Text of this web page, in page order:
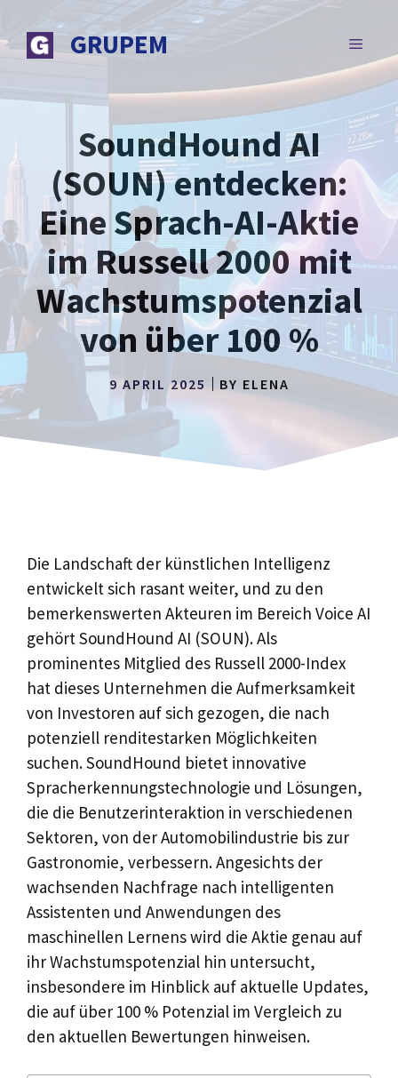
Inhalt
springen
GRUPEM MENÜ
SoundHound AI
(SOUN) entdecken:
Eine Sprach-AI-Aktie
im Russell 2000 mit
Wachstumspotenzial
von über 100 %
9 APRIL 2025 BY ELENA
Die Landschaft der künstlichen Intelligenz
entwickelt sich rasant weiter, und zu den
bemerkenswerten Akteuren im Bereich Voice AI
gehört SoundHound AI (SOUN). Als
prominentes Mitglied des Russell 2000-Index
hat dieses Unternehmen die Aufmerksamkeit
von Investoren auf sich gezogen, die nach
potenziell renditestarken Möglichkeiten
suchen. SoundHound bietet innovative
Spracherkennungstechnologie und Lösungen,
die die Benutzerinteraktion in verschiedenen
Sektoren, von der Automobilindustrie bis zur
Gastronomie, verbessern. Angesichts der
wachsenden Nachfrage nach intelligenten
Assistenten und Anwendungen des
maschinellen Lernens wird die Aktie genau auf
ihr Wachstumspotenzial hin untersucht,
insbesondere im Hinblick auf aktuelle Updates,
die auf über 100 % Potenzial im Vergleich zu
den aktuellen Bewertungen hinweisen.